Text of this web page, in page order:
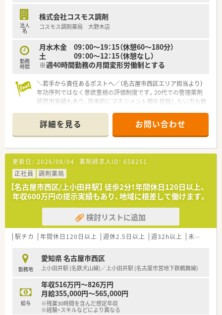
【法人特徴について】
■名古屋市や尾張エリアを中心に約50店舗をドミナント展開し
す。
■2030年までに80店舗の展開を目標に掲げており、成長企業な
らではの活気と挑戦できるチャンスが豊富に用意されていま
■上場による社会的信用の獲得と健全な経営を両立させており、
社員だけでなくその家族も安心して過ごせる環境を整えていま
す。
法人
名
株式会社コスモス調剤
コスモス調剤薬局 大野木店
勤務
時間
月水木金 09：00～19：15（休憩60～180分）
土 09：00～12：15（休憩なし）
※週40時間勤務の月間変形労働制とする
＼若手から責任あるポストへ／（名古屋市西区エリア担当より）
年功序列ではなく意欲重視の評価制度です。20代での管理薬剤
師登用実績もあり、将来的にマネジメント職を目指したい方も歓
【店舗情報と応需状況について】
■比良駅から徒歩13分ほどの場所に位置し、内科をメインに1日
平均58枚程度の処方箋を安定して応需している店舗です。
■在宅業務にも注力しており、居宅訪問などを通じて地域包括ケ
アシステムの一翼を担うやりがいのある環境が整っています。
■電子薬歴や自動分包機などの最新機器が完備されているため、
調剤や監査のスピード感と安全性が両立されている職場です。
【募集背景と求める人物像について】
■下期や来期に新店開局を控えた事業拡大に伴う増員募集であ
り、今後の薬局運営を担ってくださる新たな仲間を求めていま
す。
■自ら進んで物事に取り組める意欲的な方や、状況に合わせて柔
す。
■将来的に管理薬剤師へのステップアップを視野に入れている
方や、経営者目線で店舗運営に関わりたい方を特に歓迎していま
す。
【法人特徴について】
■名古屋市や尾張エリアを中心に約50店舗をドミナント展開し
詳細を見る お問い合わせ
更新日： 2026/08/04 薬剤師求人ID： 658251
正社員
調剤薬局
【名古屋市西区/上小田井駅】 徒歩2分！年間休日120日以上、
年収600万円の提示実績もあり、地域に根差して働けます。
検討リストに追加
駅チカ 年間休日120日以上 週休2.5日以上 週32h以上 未経験可
勤務地
愛知県 名古屋市西区
上小田井駅 (名鉄犬山線)／上小田井駅 (名古屋市営地下鉄鶴舞線)
給与
年収516万円～826万円
月給355,000円～565,000円
※残業30時間を含んだ想定年収
※経験・スキルなどにより異なる